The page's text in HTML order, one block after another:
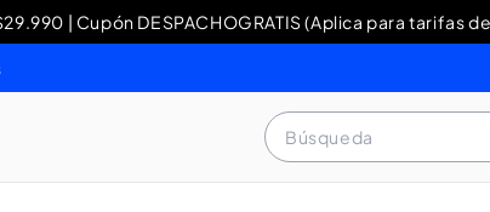
| Cupón DESPACHOGRATIS (Aplica para tarifas
contacto WhatsApp + 56 9 3460 4429 o al
Búsqueda